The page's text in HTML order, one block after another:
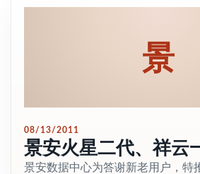
景
08/13/2011
景安火星二代、祥云
景安数据中心为答谢新老用户，特